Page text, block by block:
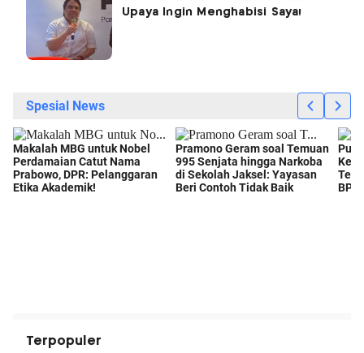
Upaya Ingin Menghabisi Saya!
Terpopuler